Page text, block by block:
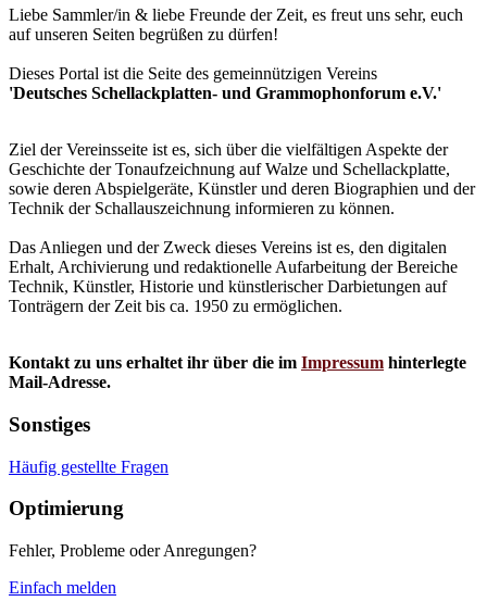
Liebe Sammler/in & liebe Freunde der Zeit, es freut uns sehr, euch
auf unseren Seiten begrüßen zu dürfen!
Dieses Portal ist die Seite des gemeinnützigen Vereins
'Deutsches Schellackplatten- und Grammophonforum e.V.'
Ziel der Vereinsseite ist es, sich über die vielfältigen Aspekte der
Geschichte der Tonaufzeichnung auf Walze und Schellackplatte,
sowie deren Abspielgeräte, Künstler und deren Biographien und der
Technik der Schallauszeichnung informieren zu können.
Das Anliegen und der Zweck dieses Vereins ist es, den digitalen
Erhalt, Archivierung und redaktionelle Aufarbeitung der Bereiche
Technik, Künstler, Historie und künstlerischer Darbietungen auf
Tonträgern der Zeit bis ca. 1950 zu ermöglichen.
Kontakt zu uns erhaltet ihr über die im Impressum hinterlegte
Mail-Adresse.
Sonstiges
Häufig gestellte Fragen
Optimierung
Fehler, Probleme oder Anregungen?
Einfach melden